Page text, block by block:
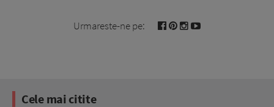
Urmareste-ne pe:
Cele mai citite